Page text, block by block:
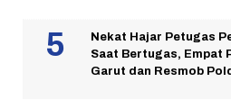
Nekat Hajar Petugas
Saat Bertugas, Empat
Garut dan Resmob